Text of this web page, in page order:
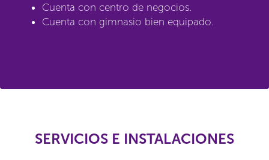
Cuenta con centro de negocios.
Cuenta con gimnasio bien equipado.
SERVICIOS E INSTALACIONES